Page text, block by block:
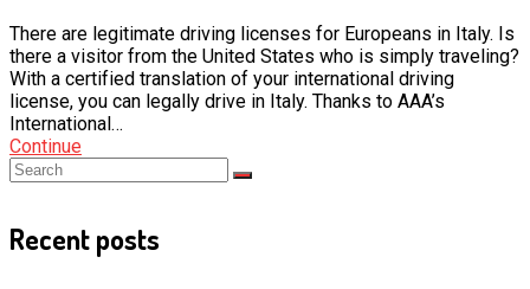
There are legitimate driving licenses for Europeans in Italy. Is
there a visitor from the United States who is simply traveling?
With a certified translation of your international driving
license, you can legally drive in Italy. Thanks to AAA’s
International…
Continue
Recent posts